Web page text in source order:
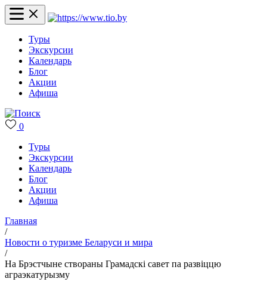
Туры
Экскурсии
Календарь
Блог
Акции
Афиша
0
Туры
Экскурсии
Календарь
Блог
Акции
Афиша
Главная
/
Новости о туризме Беларуси и мира
/
На Брэстчыне створаны Грамадскі савет па развіццю
аграэкатурызму